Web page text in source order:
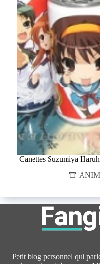
Canettes Suzumiya
Petit blog personnel qui